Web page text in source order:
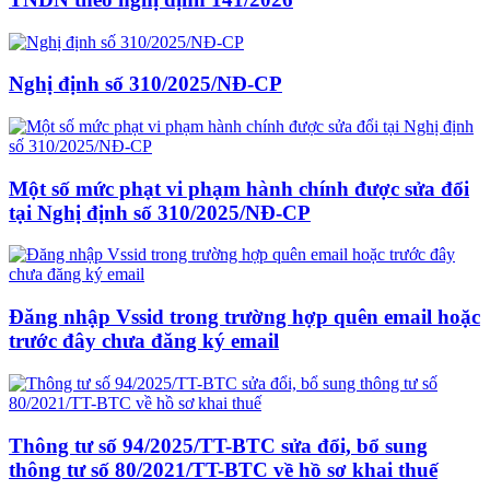
Nghị định số 310/2025/NĐ-CP
Một số mức phạt vi phạm hành chính được sửa đổi
tại Nghị định số 310/2025/NĐ-CP
Đăng nhập Vssid trong trường hợp quên email hoặc
trước đây chưa đăng ký email
Thông tư số 94/2025/TT-BTC sửa đổi, bổ sung
thông tư số 80/2021/TT-BTC về hồ sơ khai thuế